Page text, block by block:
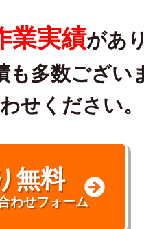
業実績があ
も多数ござい
せください。
無料
わせフォーム